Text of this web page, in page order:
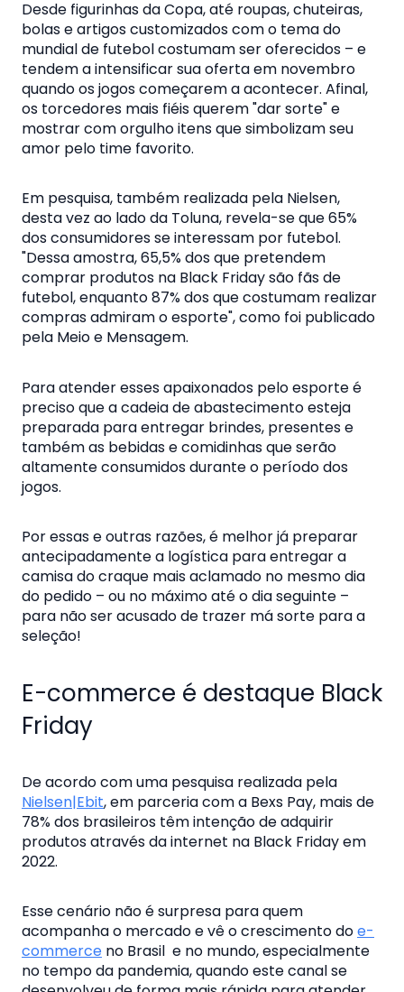
Desde figurinhas da Copa, até roupas, chuteiras,
bolas e artigos customizados com o tema do
mundial de futebol costumam ser oferecidos – e
tendem a intensificar sua oferta em novembro
quando os jogos começarem a acontecer. Afinal,
os torcedores mais fiéis querem "dar sorte" e
mostrar com orgulho itens que simbolizam seu
amor pelo time favorito.
Em pesquisa, também realizada pela Nielsen,
desta vez ao lado da Toluna, revela-se que 65%
dos consumidores se interessam por futebol.
"Dessa amostra, 65,5% dos que pretendem
comprar produtos na Black Friday são fãs de
futebol, enquanto 87% dos que costumam realizar
compras admiram o esporte", como foi publicado
pela Meio e Mensagem.
Para atender esses apaixonados pelo esporte é
preciso que a cadeia de abastecimento esteja
preparada para entregar brindes, presentes e
também as bebidas e comidinhas que serão
altamente consumidos durante o período dos
jogos.
Por essas e outras razões, é melhor já preparar
antecipadamente a logística para entregar a
camisa do craque mais aclamado no mesmo dia
do pedido – ou no máximo até o dia seguinte –
para não ser acusado de trazer má sorte para a
seleção!
E-commerce é destaque Black
Friday
De acordo com uma pesquisa realizada pela
Nielsen|Ebit, em parceria com a Bexs Pay, mais de
78% dos brasileiros têm intenção de adquirir
produtos através da internet na Black Friday em
2022.
Esse cenário não é surpresa para quem
acompanha o mercado e vê o crescimento doe-
commerce no Brasil e no mundo, especialmente
no tempo da pandemia, quando este canal se